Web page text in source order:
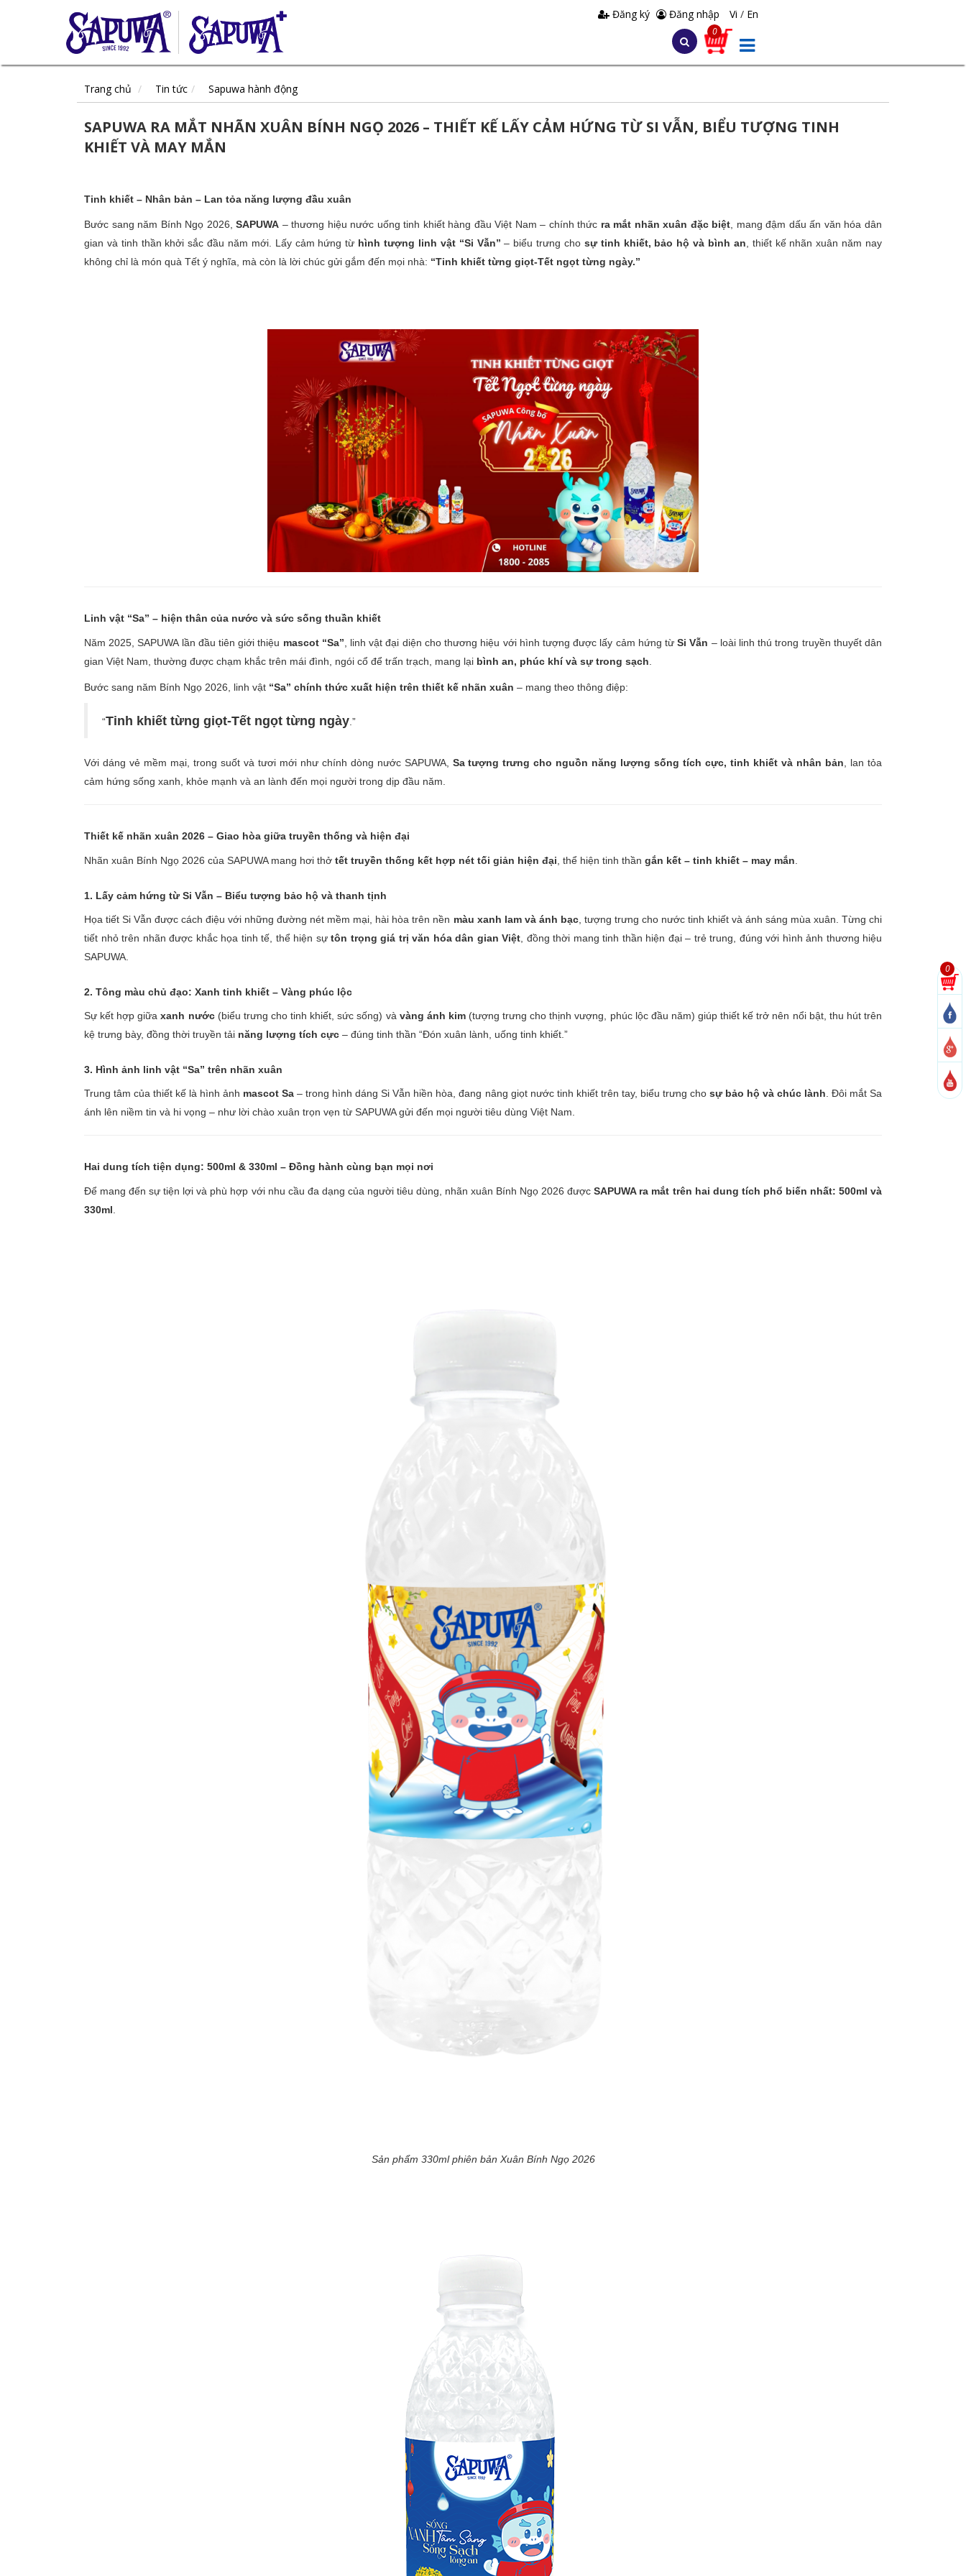
Đăng ký Đăng nhập Vi/ En
0
Trang chủ Tin tức Sapuwa hành động
SAPUWA RA MẮT NHÃN XUÂN BÍNH NGỌ 2026 – THIẾT KẾ LẤY CẢM HỨNG TỪ SI VẪN, BIỂU TƯỢNG TINH
KHIẾT VÀ MAY MẮN
Tinh khiết – Nhân bản – Lan tỏa năng lượng đầu xuân
Bước sang năm Bính Ngọ 2026,SAPUWA – thương hiệu nước uống tinh khiết hàng đầu Việt Nam – chính thức ra mắt nhãn xuân đặc biệt , mang đậm dấu ấn văn hóa dân
gian và tinh thần khởi sắc đầu năm mới. Lấy cảm hứng từ hình tượng linh vật “Si Vẫn” – biểu trưng cho sự tinh khiết, bảo hộ và bình an , thiết kế nhãn xuân năm nay
không chỉ là món quà Tết ý nghĩa, mà còn là lời chúc gửi gắm đến mọi nhà: “Tinh khiết từng giọt-Tết ngọt từng ngày.”
Linh vật “Sa” – hiện thân của nước và sức sống thuần khiết
Năm 2025, SAPUWA lần đầu tiên giới thiệu mascot “Sa” , linh vật đại diện cho thương hiệu với hình tượng được lấy cảm hứng từSi Vẫn – loài linh thú trong truyền thuyết dân
gian Việt Nam, thường được chạm khắc trên mái đình, ngói cổ để trấn trạch, mang lại bình an, phúc khí và sự trong sạch
Bước sang năm Bính Ngọ 2026, linh vật “Sa” chính thức xuất hiện trên thiết kế nhãn xuân – mang theo thông điệp:
“Tinh khiết từng giọt-Tết ngọt từng ngày .”
Với dáng vẻ mềm mại, trong suốt và tươi mới như chính dòng nước SAPUWA, Sa tượng trưng cho nguồn năng lượng sống tích cực, tinh khiết và nhân bản , lan tỏa
cảm hứng sống xanh, khỏe mạnh và an lành đến mọi người trong dịp đầu năm.
Thiết kế nhãn xuân 2026 – Giao hòa giữa truyền thống và hiện đại
Nhãn xuân Bính Ngọ 2026 của SAPUWA mang hơi thở tết truyền thống kết hợp nét tối giản hiện đại , thể hiện tinh thần gắn kết – tinh khiết – may mắn
1. Lấy cảm hứng từ Si Vẫn – Biểu tượng bảo hộ và thanh tịnh
Họa tiết Si Vẫn được cách điệu với những đường nét mềm mại, hài hòa trên nền màu xanh lam và ánh bạc, tượng trưng cho nước tinh khiết và ánh sáng mùa xuân. Từng chi
tiết nhỏ trên nhãn được khắc họa tinh tế, thể hiện sự tôn trọng giá trị văn hóa dân gian Việt , đồng thời mang tinh thần hiện đại – trẻ trung, đúng với hình ảnh thương hiệu
SAPUWA.
2. Tông màu chủ đạo: Xanh tinh khiết – Vàng phúc lộc
Sự kết hợp giữaxanh nước(biểu trưng cho tinh khiết, sức sống) và vàng ánh kim(tượng trưng cho thịnh vượng, phúc lộc đầu năm) giúp thiết kế trở nên nổi bật, thu hút trên
kệ trưng bày, đồng thời truyền tải năng lượng tích cực – đúng tinh thần “Đón xuân lành, uống tinh khiết.”
3. Hình ảnh linh vật “Sa” trên nhãn xuân
Trung tâm của thiết kế là hình ảnh mascot Sa – trong hình dáng Si Vẫn hiền hòa, đang nâng giọt nước tinh khiết trên tay, biểu trưng cho sự bảo hộ và chúc lành . Đôi mắt Sa
ánh lên niềm tin và hi vọng – như lời chào xuân trọn vẹn từ SAPUWA gửi đến mọi người tiêu dùng Việt Nam.
Hai dung tích tiện dụng: 500ml & 330ml – Đồng hành cùng bạn mọi nơi
Để mang đến sự tiện lợi và phù hợp với nhu cầu đa dạng của người tiêu dùng, nhãn xuân Bính Ngọ 2026 đượcSAPUWA ra mắt trên hai dung tích phổ biến nhất: 500ml và
330ml
Sản phẩm 330ml phiên bản Xuân Bính Ngọ 2026
0